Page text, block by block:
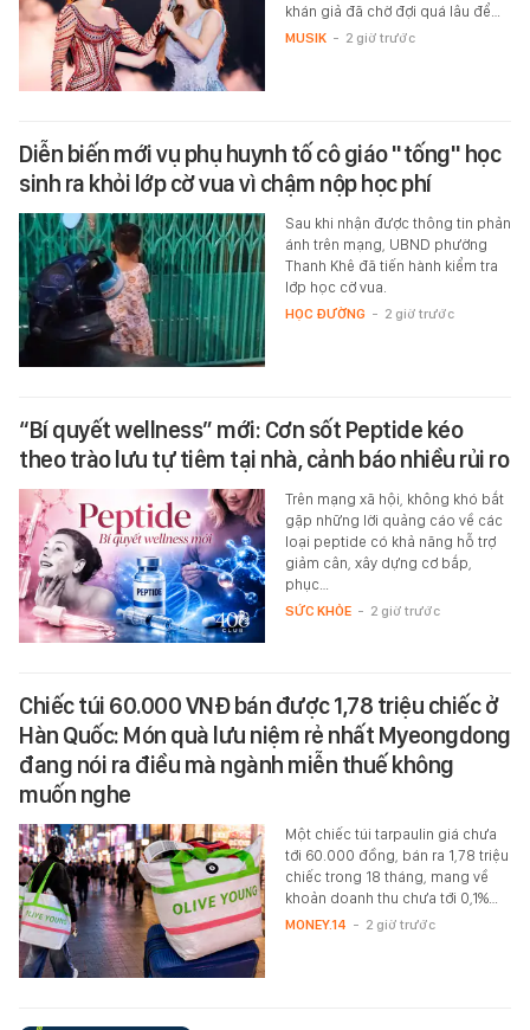
khán giả đã chờ đợi quá lâu để…
MUSIK - 2 giờ trước
Diễn biến mới vụ phụ huynh tố cô giáo "tống" học
sinh ra khỏi lớp cờ vua vì chậm nộp học phí
Sau khi nhận được thông tin phản
ánh trên mạng, UBND phường
Thanh Khê đã tiến hành kiểm tra
lớp học cờ vua.
HỌC ĐƯỜNG - 2 giờ trước
“Bí quyết wellness” mới: Cơn sốt Peptide kéo
theo trào lưu tự tiêm tại nhà, cảnh báo nhiều rủi ro
Trên mạng xã hội, không khó bắt
gặp những lời quảng cáo về các
loại peptide có khả năng hỗ trợ
giảm cân, xây dựng cơ bắp,
phục…
SỨC KHỎE - 2 giờ trước
Chiếc túi 60.000 VNĐ bán được 1,78 triệu chiếc ở
Hàn Quốc: Món quà lưu niệm rẻ nhất Myeongdong
đang nói ra điều mà ngành miễn thuế không
muốn nghe
Một chiếc túi tarpaulin giá chưa
tới 60.000 đồng, bán ra 1,78 triệu
chiếc trong 18 tháng, mang về
khoản doanh thu chưa tới 0,1%…
MONEY.14 - 2 giờ trước